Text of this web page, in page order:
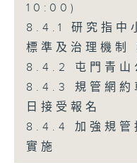
10:00)
8.4.1 研究指中
標準及治理機制
8.4.2 屯門青山
8.4.3 規管網約
日接受報名
8.4.4 加強規管
實施